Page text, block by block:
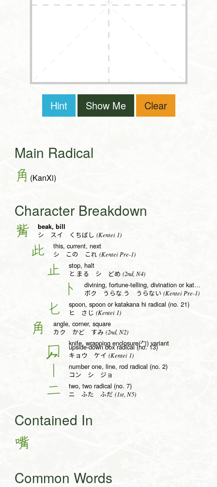
Hint Show Me Clear
Main Radical
角 (KanXi)
Character Breakdown
觜 beak, bill
シ スイ くちばし (Kentei 1)
此 this, current, next
シ この これ (Kentei Pre-1)
止 stop, halt
と.まる シ どめ (2nd, N4)
卜 divining, fortune-telling, divination or katakana to radical (no. 25)
ボク うらな.う うらない (Kentei Pre-1)
匕 spoon, spoon or katakana hi radical (no. 21)
ヒ さじ (Kentei 1)
角 angle, corner, square
カク かど すみ (2nd, N2)
knife, wrapping enclosure(勹) variant
冂 upside-down box radical (no. 13)
キョウ ケイ (Kentei 1)
number one, line, rod radical (no. 2)
コン シ ジョ
二 two, two radical (no. 7)
ニ ふた ふだ (1st, N5)
Contained In
嘴
Common Words